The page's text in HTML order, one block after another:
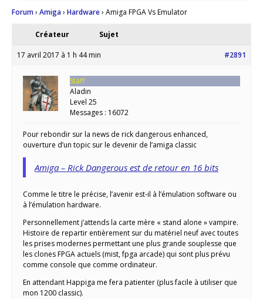
Forum› Amiga› Hardware› Amiga FPGA Vs Emulator
Créateur Sujet
17 avril 2017 à 1 h 44 min #2891
Staff
Aladin
Level 25
Messages : 16072
Pour rebondir sur la news de rick dangerous enhanced,
ouverture d’un topic sur le devenir de l’amiga classic
Amiga – Rick Dangerous est de retour en 16 bits
Comme le titre le précise, l’avenir est-il à l’émulation software ou
à l’émulation hardware.
Personnellement j’attends la carte mère « stand alone » vampire.
Histoire de repartir entièrement sur du matériel neuf avec toutes
les prises modernes permettant une plus grande souplesse que
les clones FPGA actuels (mist, fpga arcade) qui sont plus prévu
comme console que comme ordinateur.
En attendant Happiga me fera patienter (plus facile à utiliser que
mon 1200 classic).